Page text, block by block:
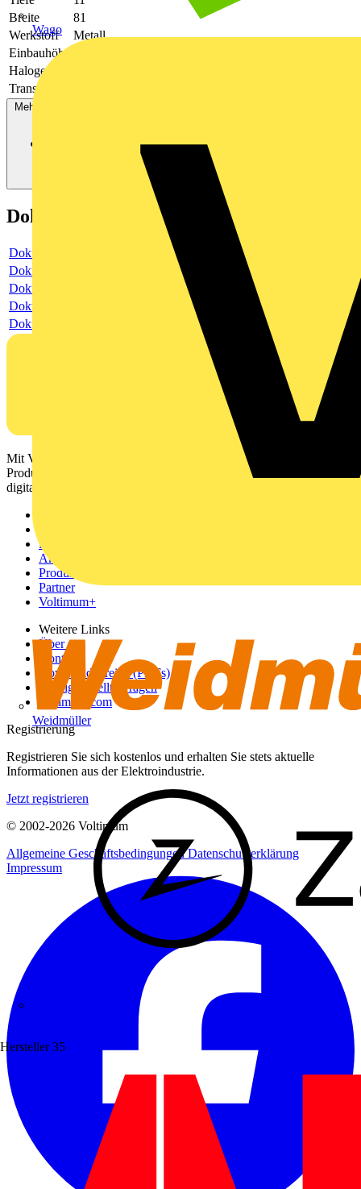
Wago
Weidmüller
Hersteller 35
Breite
81
Werkstoff
Metall
Einbauhöhe
Halogenfrei
Transparent
Mehr anzeigen
Dokumente
Dokument
Dokument
Dokument
Dokument
Dokument
Mit Voltimum erhalten Elektrofachkräfte Zugang zu Branchennews,
Produktinformationen, Schulungen und Tools – alles auf einer
digitalen Plattform und Community.
News
Akademie
Produktsuche
Partner
Voltimum+
Weitere Links
Über uns
Kontakt
Downloadbereich (PDFs)
Häufig gestellte Fragen
voltimum.com
Registrierung
Registrieren Sie sich kostenlos und erhalten Sie stets aktuelle
Informationen aus der Elektroindustrie.
Jetzt registrieren
© 2002-2026 Voltimum
Allgemeine GeschäftsbedingungenDatenschutzerklärung
Impressum